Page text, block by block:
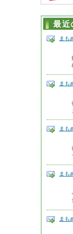
最近
まも
まも
まも
まも
まも